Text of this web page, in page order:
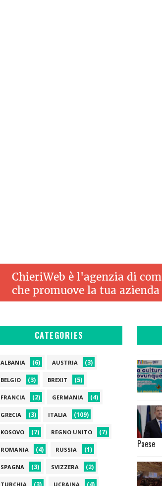
CATEGORIES
ALBANIA (6) AUSTRIA (3)
BELGIO (3) BREXIT (5)
FRANCIA (2) GERMANIA (4)
GRECIA (3) ITALIA (109)
KOSOVO (7) REGNO UNITO (7)
ROMANIA (4) RUSSIA (1)
SPAGNA (3) SVIZZERA (2)
TURCHIA (3) UCRAINA (4)
Paese